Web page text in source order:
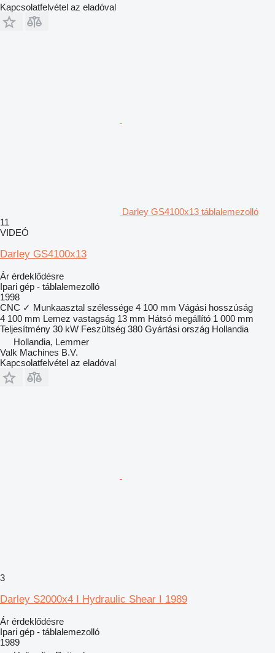
Kapcsolatfelvétel az eladóval
Darley GS4100x13 táblalemezolló
11
VIDEÓ
Darley GS4100x13
Ár érdeklődésre
Ipari gép - táblalemezolló
1998
CNC ✓ Munkaasztal szélessége 4 100 mm Vágási hosszúság
4 100 mm Lemez vastagság 13 mm Hátsó megállító 1 000 mm
Teljesítmény 30 kW Feszültség 380 Gyártási ország Hollandia
Hollandia, Lemmer
Valk Machines B.V.
Kapcsolatfelvétel az eladóval
3
Darley S2000x4 I Hydraulic Shear I 1989
Ár érdeklődésre
Ipari gép - táblalemezolló
1989